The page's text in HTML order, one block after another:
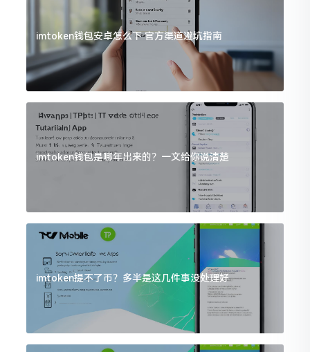
imtoken钱包安卓怎么下 官方渠道避坑指南
imtoken钱包是哪年出来的？一文给你说清楚
imtoken提不了币？多半是这几件事没处理好